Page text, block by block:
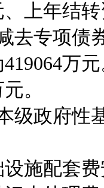
、上年结
去专项债
万
。
政府性
施配套费